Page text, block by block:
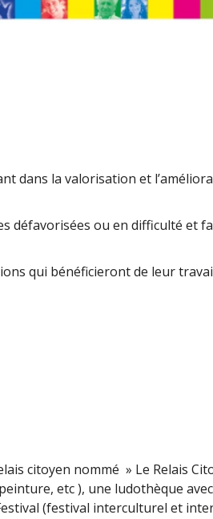
dans la valorisation et
défavorisées ou en difficulté et
qui bénéficieront de leur
citoyen nommé » Le Relais
etc ), une ludothèque
(festival interculturel et